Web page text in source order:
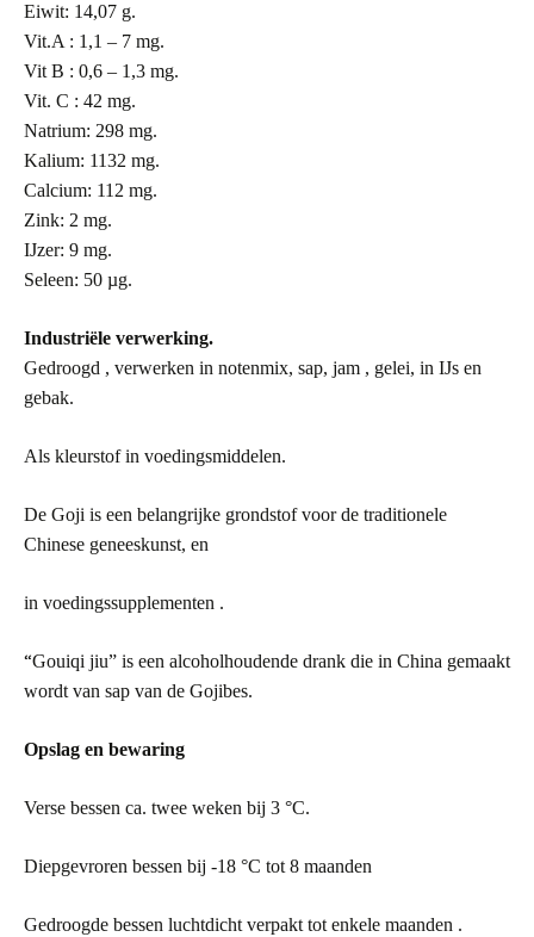
Eiwit: 14,07 g.
Vit.A : 1,1 – 7 mg.
Vit B : 0,6 – 1,3 mg.
Vit. C : 42 mg.
Natrium: 298 mg.
Kalium: 1132 mg.
Calcium: 112 mg.
Zink: 2 mg.
IJzer: 9 mg.
Seleen: 50 µg.
Industriële verwerking.
Gedroogd , verwerken in notenmix, sap, jam , gelei, in IJs en
gebak.
Als kleurstof in voedingsmiddelen.
De Goji is een belangrijke grondstof voor de traditionele
Chinese geneeskunst, en
in voedingssupplementen .
“Gouiqi jiu” is een alcoholhoudende drank die in China gemaakt
wordt van sap van de Gojibes.
Opslag en bewaring
Verse bessen ca. twee weken bij 3 °C.
Diepgevroren bessen bij -18 °C tot 8 maanden
Gedroogde bessen luchtdicht verpakt tot enkele maanden .